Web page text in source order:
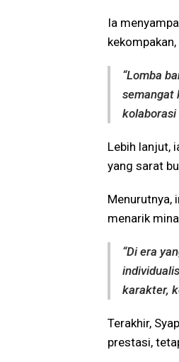
Ia
“Lomba
semangat
kolaborasi
Lebih lanjut,
yang sarat
Menurutnya,
menarik
“Di era
karakter,
Terakhir,
prestasi,